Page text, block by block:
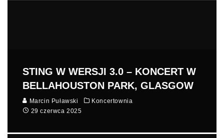
STING W WERSJI 3.0 – KONCERT W
BELLAHOUSTON PARK, GLASGOW
Marcin Puławski
Koncertownia
29 czerwca 2025